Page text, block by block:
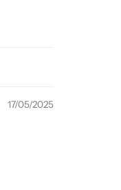
17/05/2025